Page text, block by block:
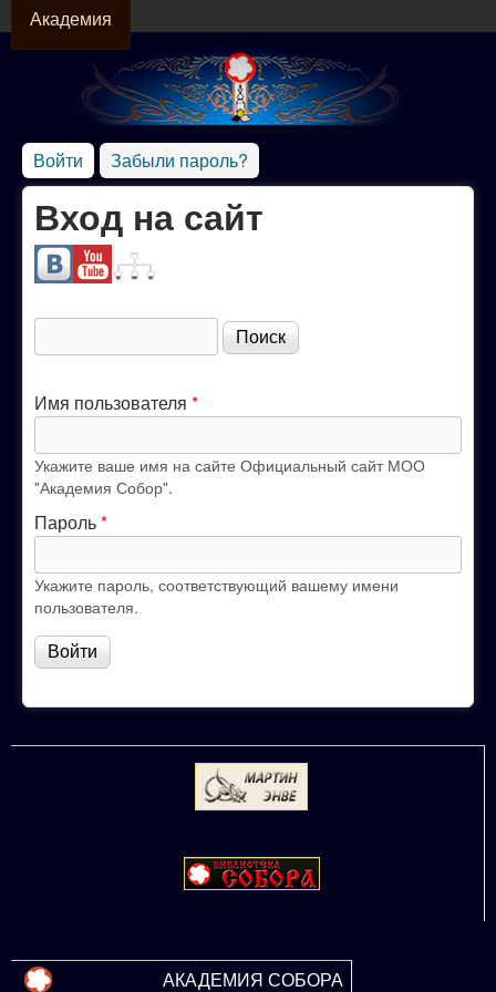
содержанию
АКАДЕМИЯ
Академия
Официальный
сайт МОО
"Академия
Собор"
Войти (активная вкладка)
Забыли пароль?
Вход на сайт
Форма поиска
Имя пользователя *
Укажите ваше имя на сайте Официальный сайт МОО
"Академия Собор".
Пароль*
Укажите пароль, соответствующий вашему имени
пользователя.
АКАДЕМИЯ СОБОРА